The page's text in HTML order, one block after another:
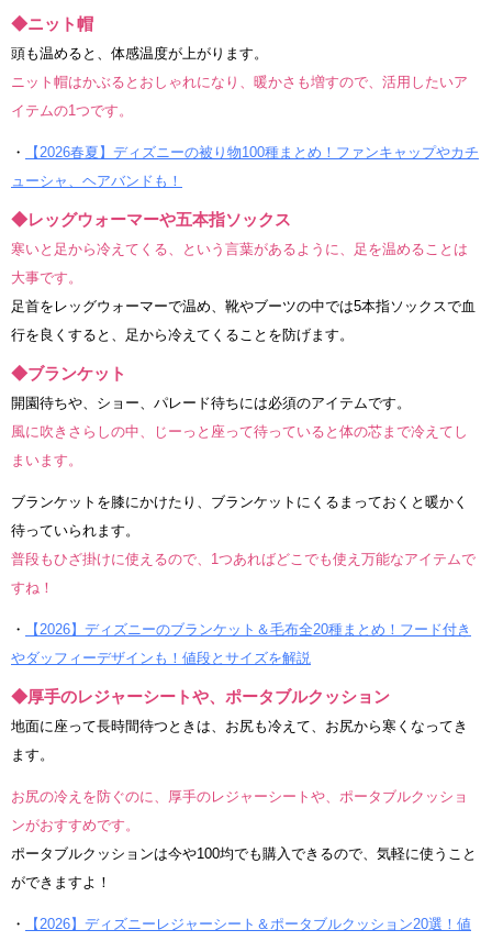
◆ニット帽
頭も温めると、体感温度が上がります。
ニット帽はかぶるとおしゃれになり、暖かさも増すので、活用したいア
イテムの1つです。
・
【2026春夏】ディズニーの被り物100種まとめ！ファンキャップやカチ
ューシャ、ヘアバンドも！
◆レッグウォーマーや五本指ソックス
寒いと足から冷えてくる、という言葉があるように、足を温めることは
大事です。
足首をレッグウォーマーで温め、靴やブーツの中では5本指ソックスで血
行を良くすると、足から冷えてくることを防げます。
◆ブランケット
開園待ちや、ショー、パレード待ちには必須のアイテムです。
風に吹きさらしの中、じーっと座って待っていると体の芯まで冷えてし
まいます。
ブランケットを膝にかけたり、ブランケットにくるまっておくと暖かく
待っていられます。
普段もひざ掛けに使えるので、1つあればどこでも使え万能なアイテムで
すね！
・
【2026】ディズニーのブランケット＆毛布全20種まとめ！フード付き
やダッフィーデザインも！値段とサイズを解説
◆厚手のレジャーシートや、ポータブルクッション
地面に座って長時間待つときは、お尻も冷えて、お尻から寒くなってき
ます。
お尻の冷えを防ぐのに、厚手のレジャーシートや、ポータブルクッショ
ンがおすすめです。
ポータブルクッションは今や100均でも購入できるので、気軽に使うこと
ができますよ！
・
【2026】ディズニーレジャーシート＆ポータブルクッション20選！値